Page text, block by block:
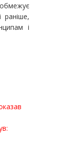
раніше,
і